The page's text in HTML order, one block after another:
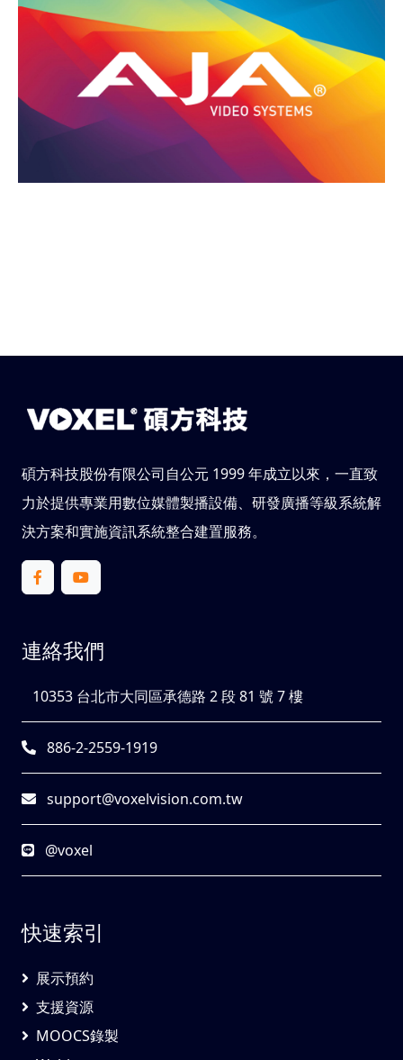
碩方科技股份有限公司自公元 1999 年成立以來，一直致
力於提供專業用數位媒體製播設備、研發廣播等級系統解
決方案和實施資訊系統整合建置服務。
連絡我們
10353 台北市大同區承德路 2 段 81 號 7 樓
886-2-2559-1919
support@voxelvision.com.tw
@voxel
快速索引
展示預約
支援資源
MOOCS錄製